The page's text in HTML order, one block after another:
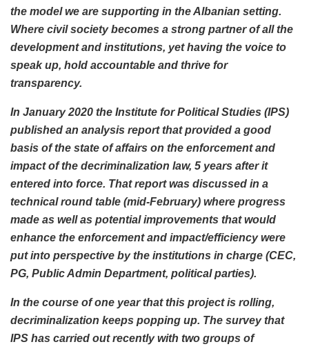
the model we are supporting in the Albanian setting.
Where civil society becomes a strong partner of all the
development and institutions, yet having the voice to
speak up, hold accountable and thrive for
transparency.
In January 2020 the Institute for Political Studies (IPS)
published an analysis report that provided a good
basis of the state of affairs on the enforcement and
impact of the decriminalization law, 5 years after it
entered into force. That report was discussed in a
technical round table (mid-February) where progress
made as well as potential improvements that would
enhance the enforcement and impact/efficiency were
put into perspective by the institutions in charge (CEC,
PG, Public Admin Department, political parties).
In the course of one year that this project is rolling,
decriminalization keeps popping up. The survey that
IPS has carried out recently with two groups of